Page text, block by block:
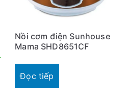
Giá
hiện
Nồi cơm điện Sunhouse
Mama SHD8651CF
Đọc tiếp